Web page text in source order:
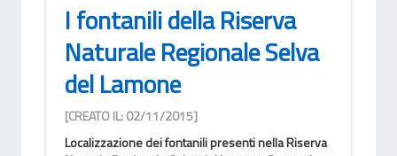
I fontanili della Riserva
Naturale Regionale Selva
del Lamone
[CREATO IL: 02/11/2015]
Localizzazione dei fontanili presenti nella Riserva